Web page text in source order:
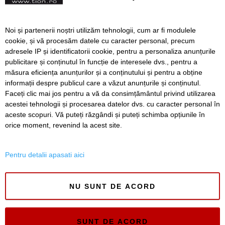
Tragedie pe șantier, în
Timiș. Tânăr de 29 de ani
decedat
Înapoi Înainte
SERVICII Redactia
Folosinta Cookie-urilor
Noi și partenerii noștri utilizăm tehnologii, cum ar fi modulele
cookie, și vă procesăm datele cu caracter personal, precum
adresele IP și identificatorii cookie, pentru a personaliza anunțurile
publicitare și conținutul în funcție de interesele dvs., pentru a
măsura eficiența anunțurilor și a conținutului și pentru a obține
informații despre publicul care a văzut anunțurile și conținutul.
Faceți clic mai jos pentru a vă da consimțământul privind utilizarea
acestei tehnologii și procesarea datelor dvs. cu caracter personal în
aceste scopuri. Vă puteți răzgândi și puteți schimba opțiunile în
orice moment, revenind la acest site.
Pentru detalii apasati aici
NU SUNT DE ACORD
SUNT DE ACORD